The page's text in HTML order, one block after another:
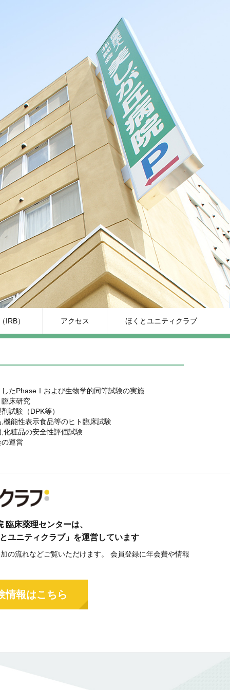
IRB） アクセス ほくとユニティクラブ
たPhaseⅠおよび生物学的同等試験の実施
床研究
試験（DPK等）
機能性表示食品等のヒト臨床試験
化粧品の安全性評価試験
運営
臨床薬理センターは、
ユニティクラブ」を運営しています
の流れなどご覧いただけます。 会員登録に年会費や情報
情報はこちら